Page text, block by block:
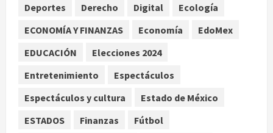
institucional en Brasil, Guinea
Investiga Cofepris posible vínculo
brote de salmonelosis en EU
Deportes
Derecho Digital
Ecología
ECONOMÍA Y FINANZAS
Economía
EdoMex
EDUCACIÓN
Elecciones 2024
Entretenimiento
Espectáculos
Espectáculos y cultura
Estado de México
ESTADOS
Finanzas
Fútbol